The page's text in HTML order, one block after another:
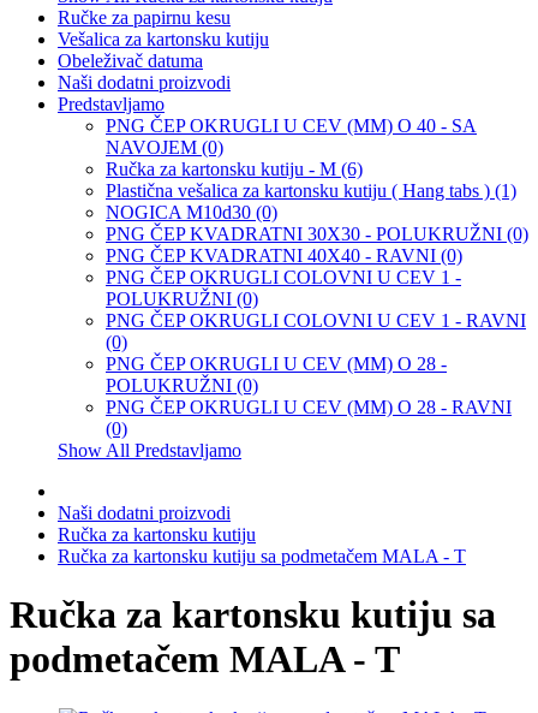
Ručke za papirnu kesu
Vešalica za kartonsku kutiju
Obeleživač datuma
Naši dodatni proizvodi
Predstavljamo
PNG ČEP OKRUGLI U CEV (MM) O 40 - SA
NAVOJEM (0)
Ručka za kartonsku kutiju - M (6)
Plastična vešalica za kartonsku kutiju ( Hang tabs ) (1)
NOGICA M10d30 (0)
PNG ČEP KVADRATNI 30X30 - POLUKRUŽNI (0)
PNG ČEP KVADRATNI 40X40 - RAVNI (0)
PNG ČEP OKRUGLI COLOVNI U CEV 1 -
POLUKRUŽNI (0)
PNG ČEP OKRUGLI COLOVNI U CEV 1 - RAVNI
(0)
PNG ČEP OKRUGLI U CEV (MM) O 28 -
POLUKRUŽNI (0)
PNG ČEP OKRUGLI U CEV (MM) O 28 - RAVNI
(0)
Show All Predstavljamo
Naši dodatni proizvodi
Ručka za kartonsku kutiju
Ručka za kartonsku kutiju sa podmetačem MALA - T
Ručka za kartonsku kutiju sa
podmetačem MALA - T